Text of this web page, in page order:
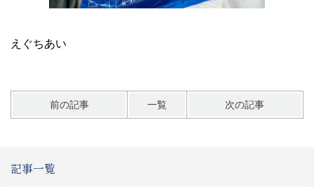
えぐちあい
前の記事 一覧 次の記事
記事一覧